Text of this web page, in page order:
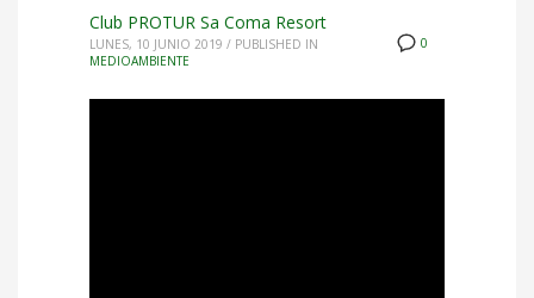
0
Club PROTUR Sa Coma Resort
LUNES, 10 JUNIO 2019 / PUBLISHED IN
MEDIOAMBIENTE